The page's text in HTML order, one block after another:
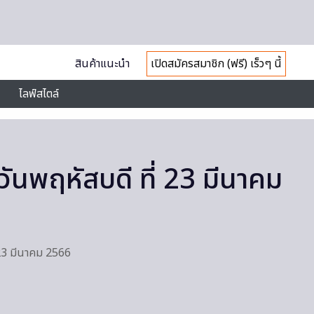
สินค้าแนะนำ
เปิดสมัครสมาชิก (ฟรี) เร็วๆ นี้
ไลฟ์สไตล์
นพฤหัสบดี ที่ 23 มีนาคม
มีนาคม 2566